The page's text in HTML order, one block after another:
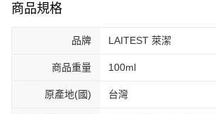
商品規格
品牌 LAITEST 萊潔
商品重量 100ml
原產地(國) 台灣